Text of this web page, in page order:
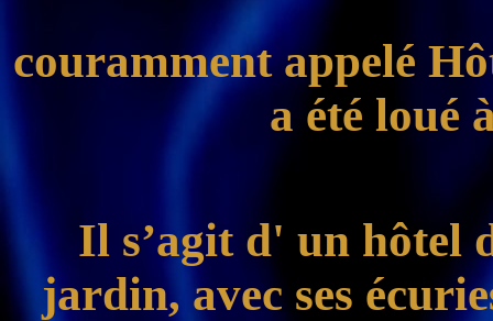
couramment appelé
a été loué
Il s’agit d' un hôtel
jardin, avec ses